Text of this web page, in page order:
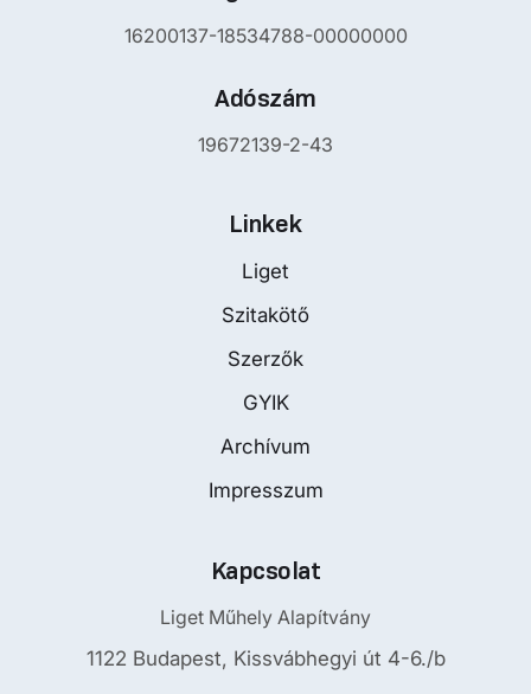
16200137-18534788-00000000
Adószám
19672139-2-43
Linkek
Liget
Szitakötő
Szerzők
GYIK
Archívum
Impresszum
Kapcsolat
Liget Műhely Alapítvány
1122 Budapest, Kissvábhegyi út 4-6./b